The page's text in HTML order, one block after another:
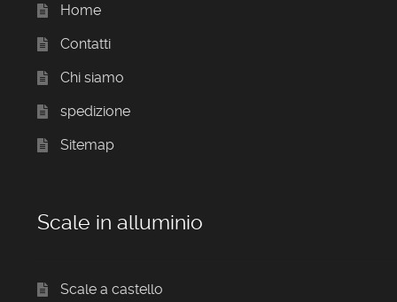
Home
Contatti
Chi siamo
spedizione
Sitemap
Scale in alluminio
Scale a castello